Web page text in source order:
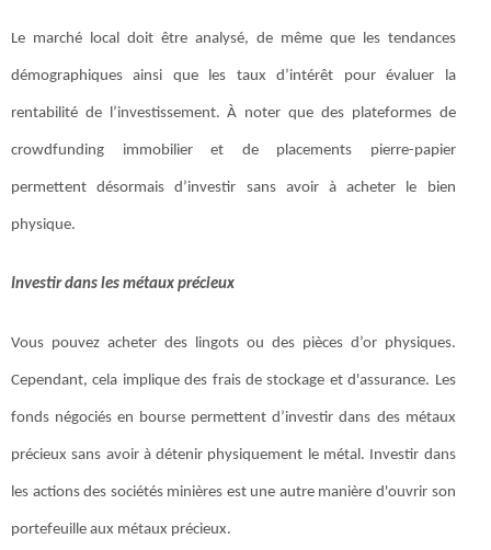
Le marché local doit être analysé, de même que les tendances
démographiques ainsi que les taux d’intérêt pour évaluer la
rentabilité de l’investissement. À noter que des plateformes de
crowdfunding immobilier et de placements pierre-papier
permettent désormais d’investir sans avoir à acheter le bien
physique.
Investir dans les métaux précieux
Vous pouvez acheter des lingots ou des pièces d’or physiques.
Cependant, cela implique des frais de stockage et d'assurance. Les
fonds négociés en bourse permettent d’investir dans des métaux
précieux sans avoir à détenir physiquement le métal. Investir dans
les actions des sociétés minières est une autre manière d'ouvrir son
portefeuille aux métaux précieux.